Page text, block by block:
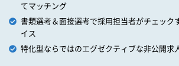
てマッチング
書類選考＆面接選考で採用担当者がチェック
イス
特化型ならではのエグゼクティブな非公開求